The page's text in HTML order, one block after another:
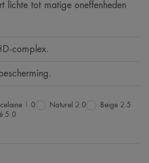
lichte tot matige oneffenheden
complex.
1.0 Naturel 2.0
Beige 2.5
5.0